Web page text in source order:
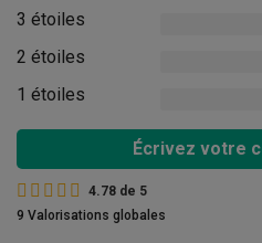
3 étoiles
2 étoiles
1 étoiles
Écrivez votre
4.78 de 5
9 Valorisations globales